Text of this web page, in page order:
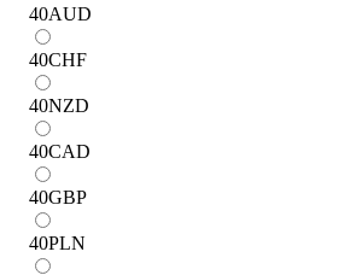
40AUD
40CHF
40NZD
40CAD
40GBP
40PLN